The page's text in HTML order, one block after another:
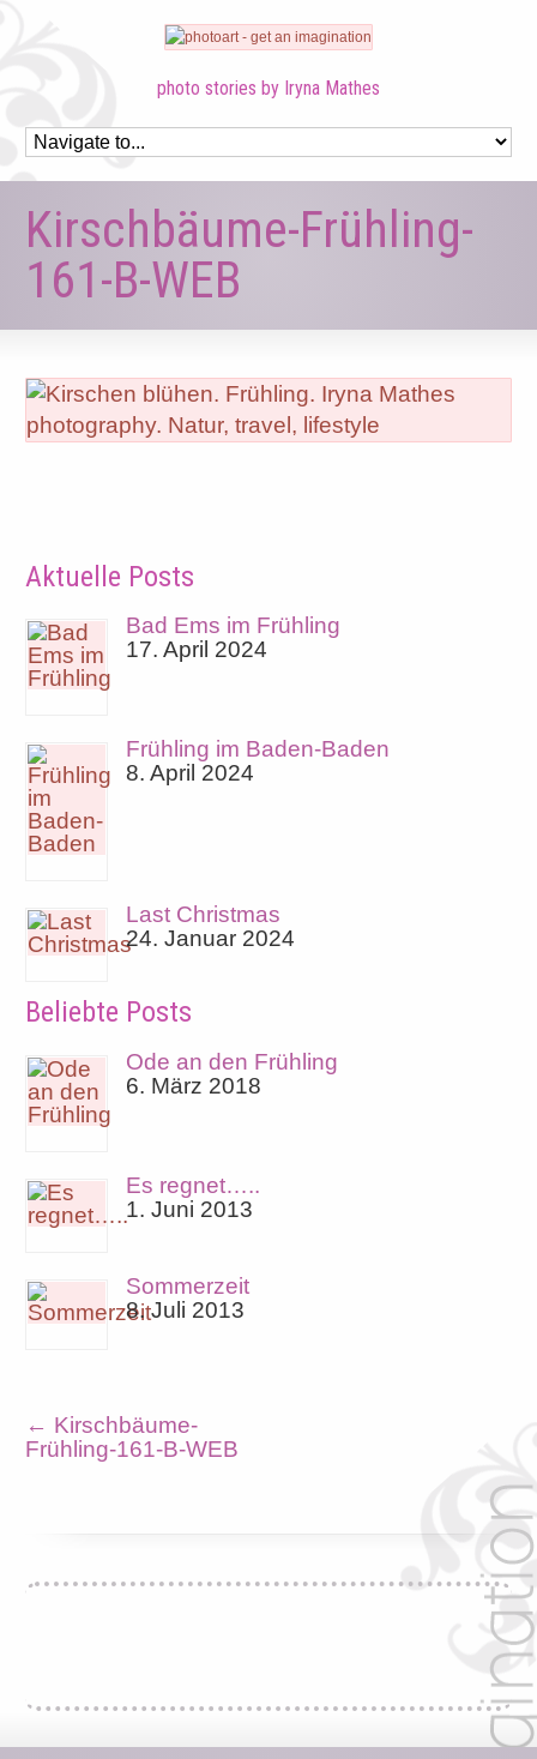
photo stories by Iryna Mathes
Kirschbäume-Frühling-
161-B-WEB
Aktuelle Posts
Bad Ems im Frühling
17. April 2024
Frühling im Baden-Baden
8. April 2024
Last Christmas
24. Januar 2024
Beliebte Posts
Ode an den Frühling
6. März 2018
Es regnet…..
1. Juni 2013
Sommerzeit
8. Juli 2013
← Kirschbäume-
Frühling-161-B-WEB